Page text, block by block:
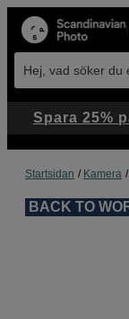
Hej, vad söker du
Startsidan Kamera
BACK TO
Spara 25%